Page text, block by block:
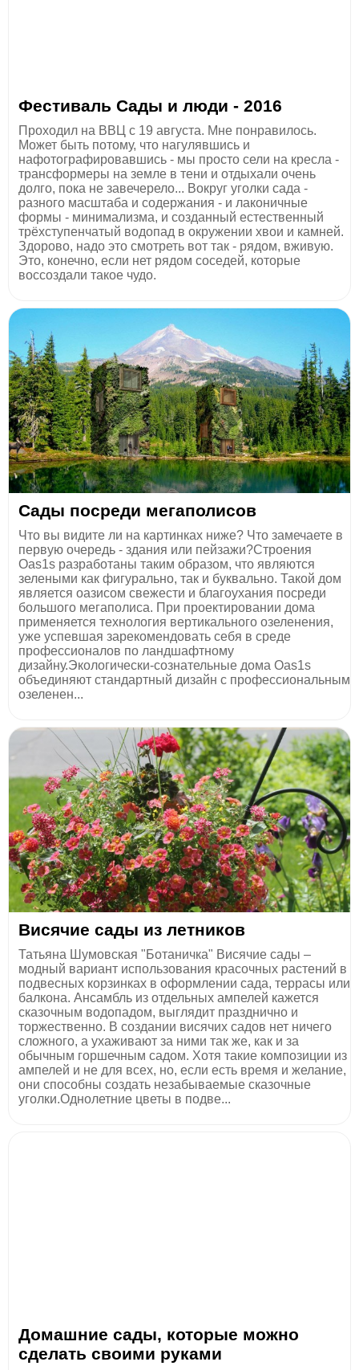
Фестиваль Сады и люди - 2016
Проходил на ВВЦ с 19 августа. Мне понравилось.
Может быть потому, что нагулявшись и
нафотографировавшись - мы просто сели на кресла -
трансформеры на земле в тени и отдыхали очень
долго, пока не завечерело... Вокруг уголки сада -
разного масштаба и содержания - и лаконичные
формы - минимализма, и созданный естественный
трёхступенчатый водопад в окружении хвои и камней.
Здорово, надо это смотреть вот так - рядом, вживую.
Это, конечно, если нет рядом соседей, которые
воссоздали такое чудо.
Сады посреди мегаполисов
Что вы видите ли на картинках ниже? Что замечаете в
первую очередь - здания или пейзажи?Строения
Oas1s разработаны таким образом, что являются
зелеными как фигурально, так и буквально. Такой дом
является оазисом свежести и благоухания посреди
большого мегаполиса. При проектировании дома
применяется технология вертикального озеленения,
уже успевшая зарекомендовать себя в среде
профессионалов по ландшафтному
дизайну.Экологически-сознательные дома Oas1s
объединяют стандартный дизайн с профессиональным
озеленен...
Висячие сады из летников
Татьяна Шумовская "Ботаничка" Висячие сады –
модный вариант использования красочных растений в
подвесных корзинках в оформлении сада, террасы или
балкона. Ансамбль из отдельных ампелей кажется
сказочным водопадом, выглядит празднично и
торжественно. В создании висячих садов нет ничего
сложного, а ухаживают за ними так же, как и за
обычным горшечным садом. Хотя такие композиции из
ампелей и не для всех, но, если есть время и желание,
они способны создать незабываемые сказочные
уголки.Однолетние цветы в подве...
Домашние сады, которые можно
сделать своими руками